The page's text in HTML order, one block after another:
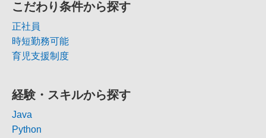
こだわり条件から探す
正社員
時短勤務可能
育児支援制度
経験・スキルから探す
Java
Python